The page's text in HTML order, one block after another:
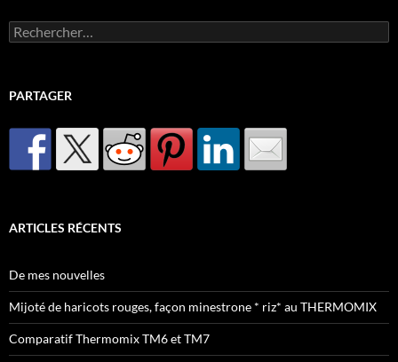
Rechercher :
PARTAGER
ARTICLES RÉCENTS
De mes nouvelles
Mijoté de haricots rouges, façon minestrone * riz* au THERMOMIX
Comparatif Thermomix TM6 et TM7